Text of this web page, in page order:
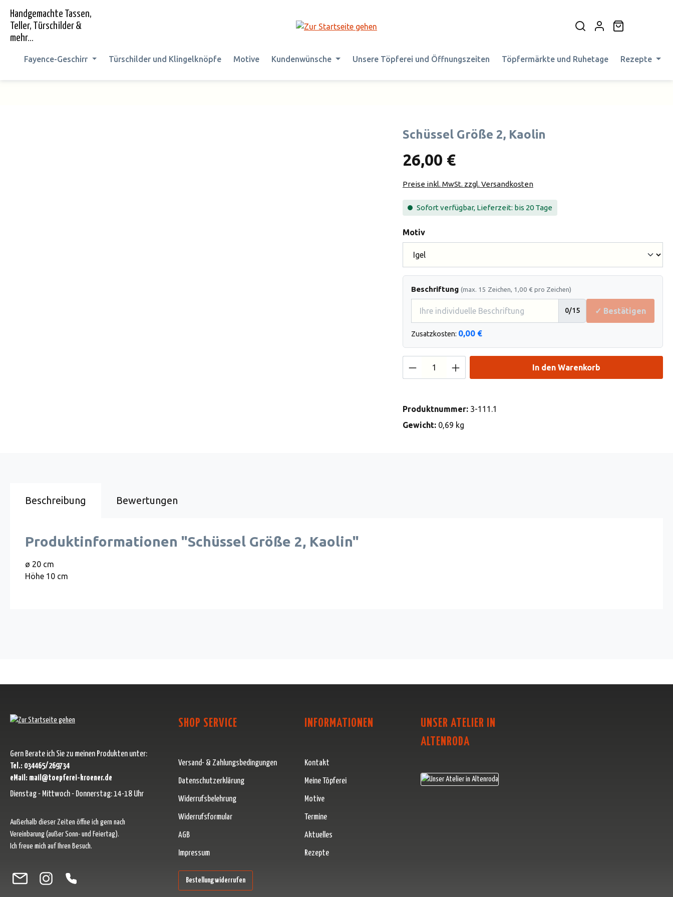
Zur Hauptnavigation springen
Handgemachte Tassen,
Teller, Türschilder &
mehr...
Fayence-Geschirr Türschilder und Klingelknöpfe Motive Kundenwünsche Unsere Töpferei und Öffnungszeiten Töpfermärkte und Ruhetage Rezepte
Schüssel Größe 2, Kaolin
26,00 €
Preise inkl. MwSt. zzgl. Versandkosten
Sofort verfügbar, Lieferzeit: bis 20 Tage
Motivauswählen
Beschriftung (max. 15 Zeichen, 1,00 € pro Zeichen)
0/15 ✓ Bestätigen
Zusatzkosten: 0,00 €
Produkt Anzahl: Gib den gewünschten Wert
In den Warenkorb
Produktnummer: 3-111.1
Gewicht: 0,69 kg
Beschreibung Bewertungen
Produktinformationen "Schüssel Größe 2, Kaolin"
ø 20 cm
Höhe 10 cm
Gern Berate ich Sie zu meinen Produkten unter:
Tel.: 034465/269734
eMail: mail@toepferei-kroener.de
Dienstag - Mittwoch - Donnerstag: 14-18 Uhr
Außerhalb dieser Zeiten öffne ich gern nach
Vereinbarung (außer Sonn- und Feiertag).
Ich freue mich auf Ihren Besuch.
Besuche uns auf Facebook – öffnet in neuem Tab (externer Link)
Schau auf Instagram vorbei – öffnet in neuem Tab (externer Link)
Lass dich auf Pinterest inspirieren – öffnet in neuem Tab (externer Link)
Folge uns auf X – öffnet in neuem Tab (externer Link)
SHOP SERVICE
Versand- & Zahlungsbedingungen
Datenschutzerklärung
Widerrufsbelehrung
Widerrufsformular
AGB
Impressum
Bestellung widerrufen
INFORMATIONEN
Kontakt
Meine Töpferei
Motive
Termine
Aktuelles
Rezepte
UNSER ATELIER IN
ALTENRODA